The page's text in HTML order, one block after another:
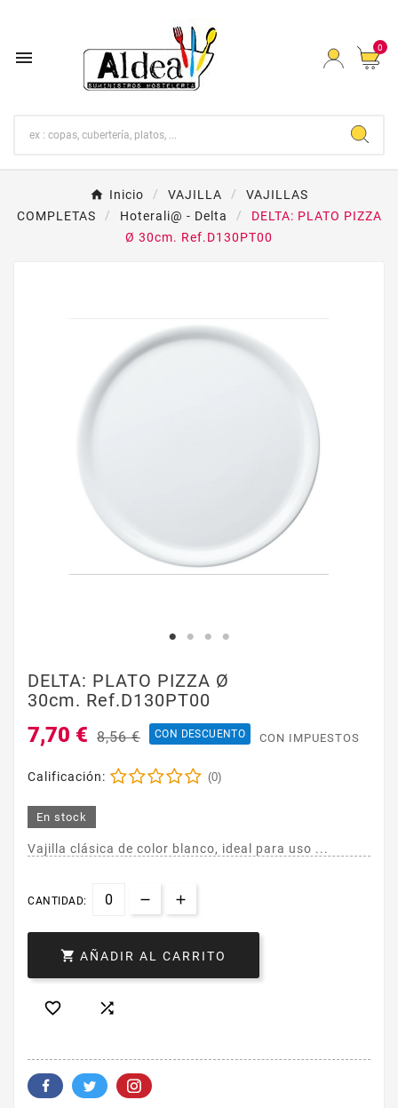
 0
Inicio VAJILLA
VAJILLAS
COMPLETAS
Hoterali@ - Delta
DELTA: PLATO PIZZA
Ø 30cm. Ref.D130PT00
DELTA: PLATO PIZZA Ø
30cm. Ref.D130PT00
7,70 € 8,56 € CON DESCUENTO CON IMPUESTOS
Calificación: (0)
En stock
Vajilla clásica de color blanco, ideal para uso ...
CANTIDAD:
 AÑADIR AL CARRITO
 